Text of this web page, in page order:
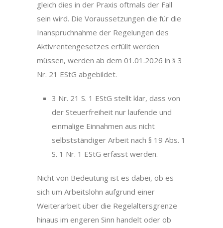
gleich dies in der Praxis oftmals der Fall
sein wird. Die Voraussetzungen die für die
Inanspruchnahme der Regelungen des
Aktivrentengesetzes erfüllt werden
müssen, werden ab dem 01.01.2026 in § 3
Nr. 21 EStG abgebildet.
3 Nr. 21 S. 1 EStG stellt klar, dass von
der Steuerfreiheit nur laufende und
einmalige Einnahmen aus nicht
selbstständiger Arbeit nach § 19 Abs. 1
S. 1 Nr. 1 EStG erfasst werden.
Nicht von Bedeutung ist es dabei, ob es
sich um Arbeitslohn aufgrund einer
Weiterarbeit über die Regelaltersgrenze
hinaus im engeren Sinn handelt oder ob